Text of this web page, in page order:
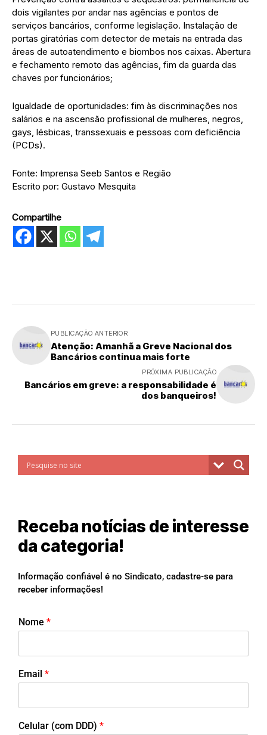
dois vigilantes por andar nas agências e pontos de
serviços bancários, conforme legislação. Instalação de
portas giratórias com detector de metais na entrada das
áreas de autoatendimento e biombos nos caixas. Abertura
e fechamento remoto das agências, fim da guarda das
chaves por funcionários;
Igualdade de oportunidades: fim às discriminações nos
salários e na ascensão profissional de mulheres, negros,
gays, lésbicas, transsexuais e pessoas com deficiência
(PCDs).
Fonte: Imprensa Seeb Santos e Região
Escrito por: Gustavo Mesquita
Compartilhe
PUBLICAÇÃO ANTERIOR
Atenção: Amanhã a Greve Nacional dos
Bancários continua mais forte
PRÓXIMA PUBLICAÇÃO
Bancários em greve: a responsabilidade é
dos banqueiros!
Receba notícias de interesse
da categoria!
Informação confiável é no Sindicato, cadastre-se para
receber informações!
Nome *
Email *
Celular (com DDD) *